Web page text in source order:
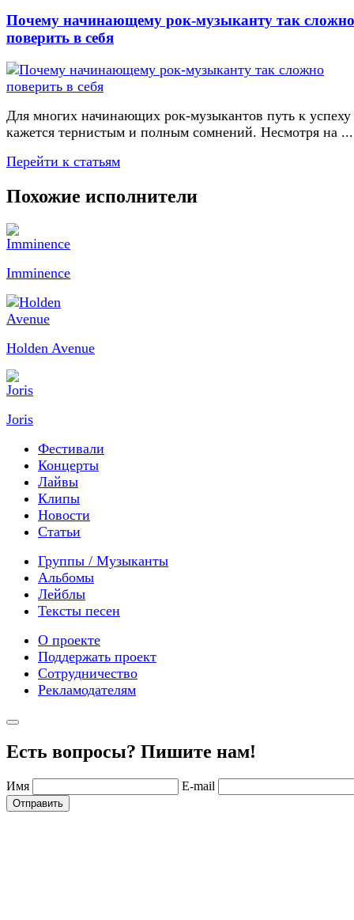
Почему начинающему рок-музыканту так сложно
поверить в себя
Для многих начинающих рок-музыкантов путь к успеху
кажется тернистым и полным сомнений. Несмотря на ...
Перейти к статьям
Похожие исполнители
Imminence
Holden Avenue
Joris
Фестивали
Концерты
Лайвы
Клипы
Новости
Статьи
Группы / Музыканты
Альбомы
Лейблы
Тексты песен
О проекте
Поддержать проект
Сотрудничество
Рекламодателям
Есть вопросы? Пишите нам!
Имя E-mail